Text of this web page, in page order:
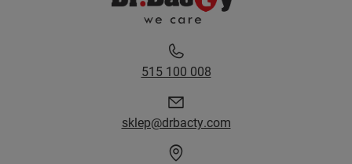
515 100 008
sklep@drbacty.com